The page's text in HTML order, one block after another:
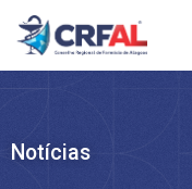
Ir
para
Notícias